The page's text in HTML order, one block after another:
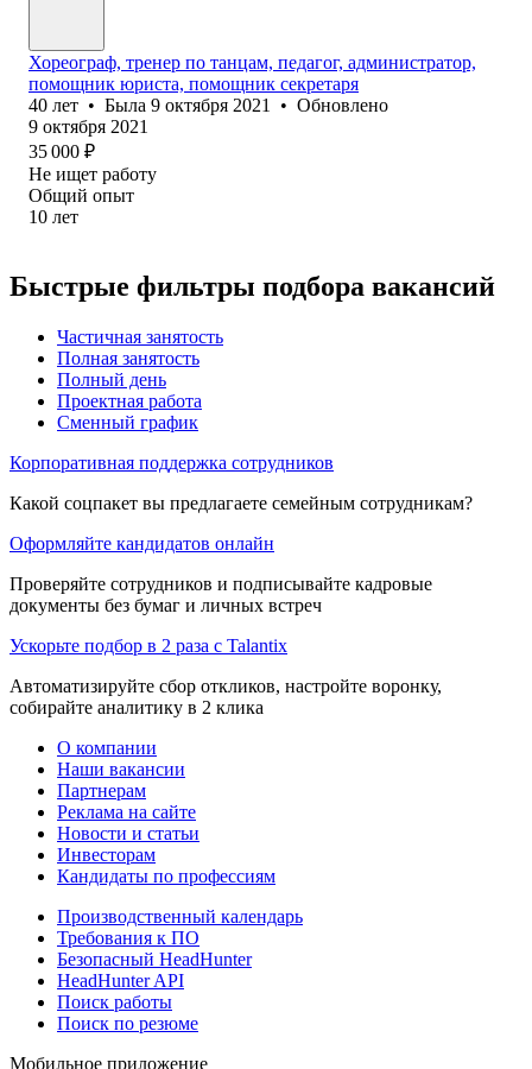
Хореограф, тренер по танцам, педагог, администратор,
помощник юриста, помощник секретаря
40 лет • Была 9 октября 2021 • Обновлено
9 октября 2021
35 000 ₽
Не ищет работу
Общий опыт
10 лет
Быстрые фильтры подбора вакансий
Частичная занятость
Полная занятость
Полный день
Проектная работа
Сменный график
Корпоративная поддержка сотрудников
Какой соцпакет вы предлагаете семейным сотрудникам?
Оформляйте кандидатов онлайн
Проверяйте сотрудников и подписывайте кадровые
документы без бумаг и личных встреч
Ускорьте подбор в 2 раза с Talantix
Автоматизируйте сбор откликов, настройте воронку,
собирайте аналитику в 2 клика
О компании
Наши вакансии
Партнерам
Реклама на сайте
Новости и статьи
Инвесторам
Кандидаты по профессиям
Производственный календарь
Требования к ПО
Безопасный HeadHunter
HeadHunter API
Поиск работы
Поиск по резюме
Мобильное приложение